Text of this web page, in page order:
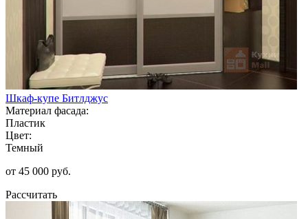
Шкаф-купе Битлджус
Материал фасада:
Пластик
Цвет:
Темный
от 45 000 руб.
Рассчитать